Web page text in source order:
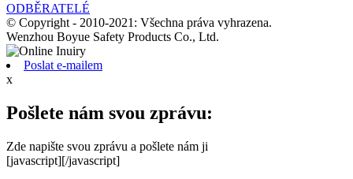
ODBĚRATELÉ
© Copyright - 2010-2021: Všechna práva vyhrazena.
Wenzhou Boyue Safety Products Co., Ltd.
Poslat e-mailem
x
Pošlete nám svou zprávu:
Zde napište svou zprávu a pošlete nám ji
[javascript][/javascript]